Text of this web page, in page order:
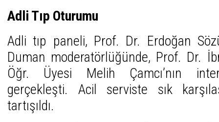
Adli Tıp Oturumu
Adli tıp paneli, Prof. Dr. Erdoğan
Duman moderatörlüğünde, Prof. Dr.
Öğr. Üyesi Melih Çamcı’nın
gerçekleşti. Acil serviste sık
tartışıldı.